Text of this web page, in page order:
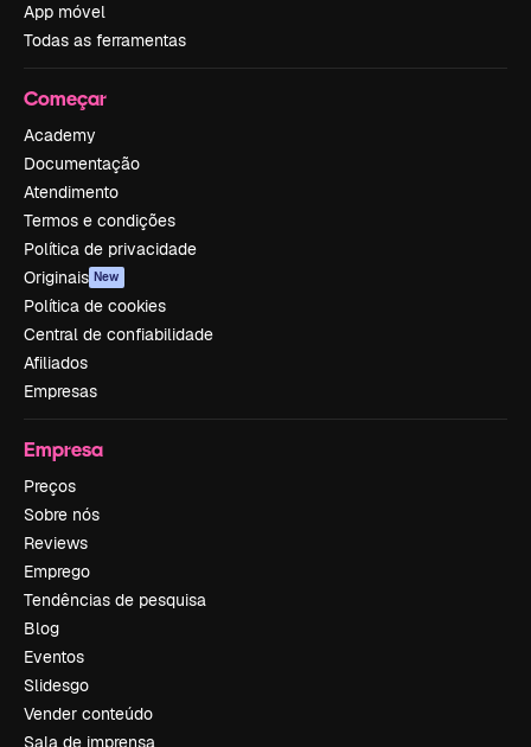
App móvel
Todas as ferramentas
Começar
Academy
Documentação
Atendimento
Termos e condições
Política de privacidade
Originais New
Política de cookies
Central de confiabilidade
Afiliados
Empresas
Empresa
Preços
Sobre nós
Reviews
Emprego
Tendências de pesquisa
Blog
Eventos
Slidesgo
Vender conteúdo
Sala de imprensa